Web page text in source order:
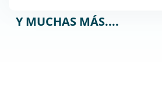
Y MUCHAS MÁS....